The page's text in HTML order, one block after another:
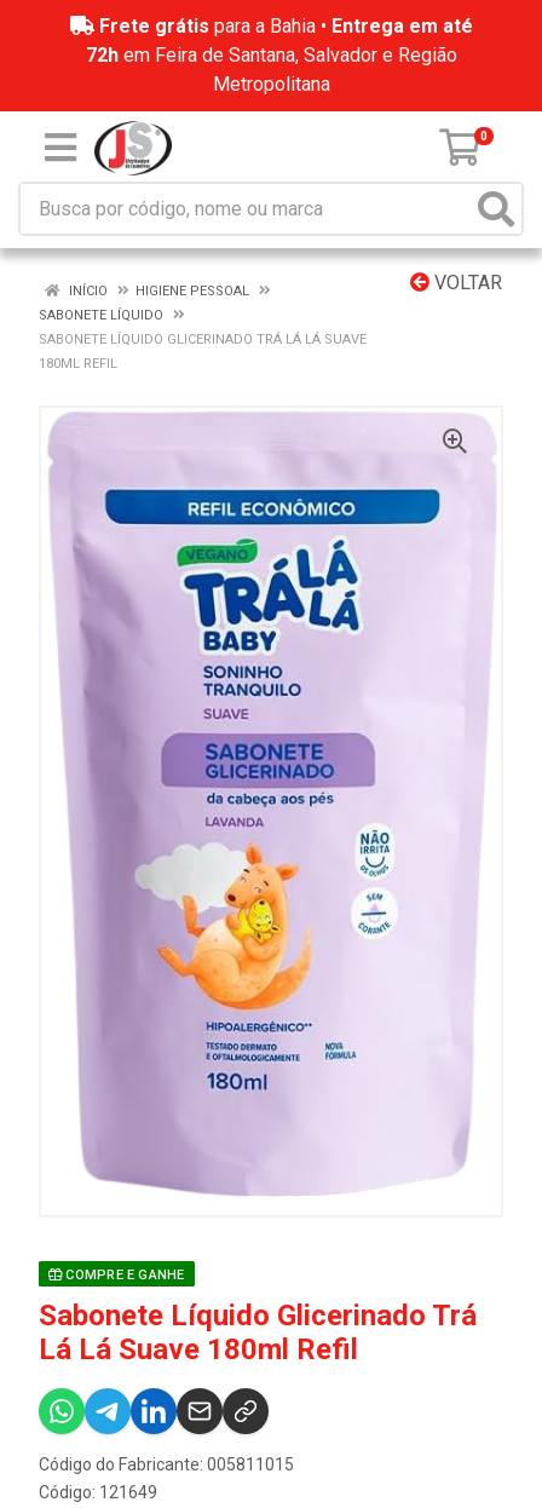
Frete grátis para a Bahia • Entrega em até
72hem Feira de Santana, Salvador e Região
Metropolitana
0
VOLTAR
INÍCIO
HIGIENE PESSOAL
SABONETE LÍQUIDO
SABONETE LÍQUIDO GLICERINADO TRÁ LÁ LÁ SUAVE
180ML REFIL
COMPRE E GANHE
Sabonete Líquido Glicerinado Trá
Lá Lá Suave 180ml Refil
Código do Fabricante: 005811015
Código: 121649